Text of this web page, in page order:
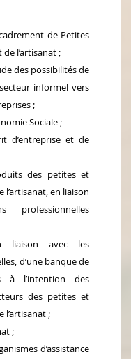
de Petites
l’artisanat ;
des possibilités de
informel vers
;
Sociale ;
d’entreprise et de
des petites et
en liaison
professionnelles
liaison avec les
d’une banque de
à l’intention des
des petites et
l’artisanat ;
;
d’assistance